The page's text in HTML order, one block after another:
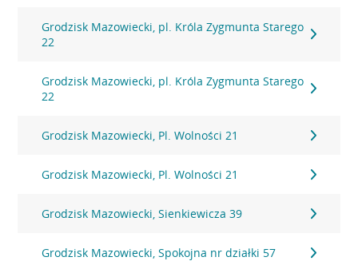
Grodzisk Mazowiecki, pl. Króla Zygmunta Starego
22
Grodzisk Mazowiecki, pl. Króla Zygmunta Starego
22
Grodzisk Mazowiecki, Pl. Wolności 21
Grodzisk Mazowiecki, Pl. Wolności 21
Grodzisk Mazowiecki, Sienkiewicza 39
Grodzisk Mazowiecki, Spokojna nr działki 57